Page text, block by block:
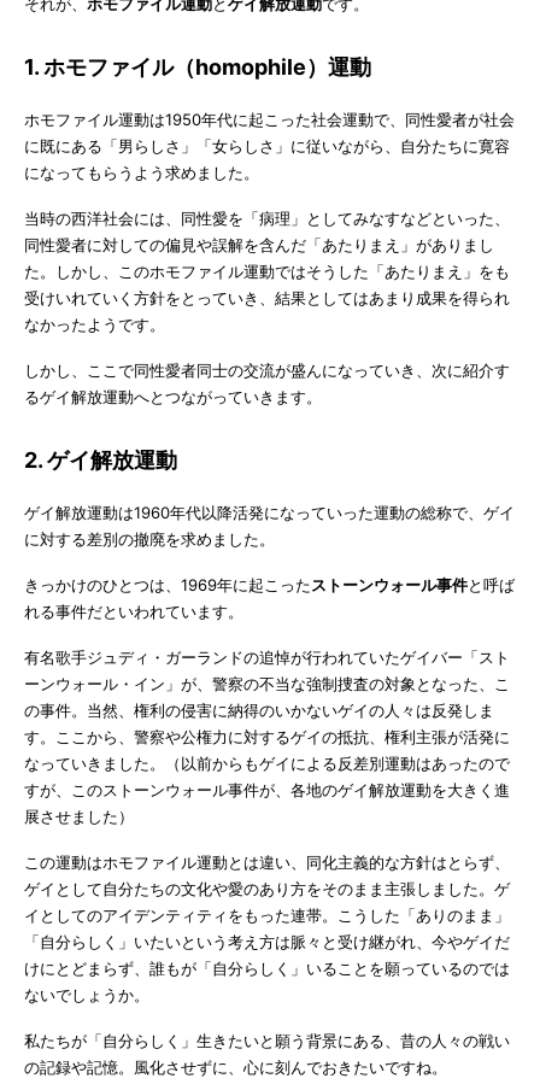
それが、 ホモファイル運動とゲイ解放運動です。
1. ホモファイル（homophile）運動
ホモファイル運動は1950年代に起こった社会運動で、同性愛者が社会
に既にある「男らしさ」「女らしさ」に従いながら、自分たちに寛容
になってもらうよう求めました。
当時の西洋社会には、同性愛を「病理」としてみなすなどといった、
同性愛者に対しての偏見や誤解を含んだ「あたりまえ」がありまし
た。しかし、このホモファイル運動ではそうした「あたりまえ」をも
受けいれていく方針をとっていき、結果としてはあまり成果を得られ
なかったようです。
しかし、ここで同性愛者同士の交流が盛んになっていき、次に紹介す
るゲイ解放運動へとつながっていきます。
2. ゲイ解放運動
ゲイ解放運動は1960年代以降活発になっていった運動の総称で、ゲイ
に対する差別の撤廃を求めました。
きっかけのひとつは、1969年に起こったストーンウォール事件と呼ば
れる事件だといわれています。
有名歌手ジュディ・ガーランドの追悼が行われていたゲイバー「スト
ーンウォール・イン」が、警察の不当な強制捜査の対象となった、こ
の事件。当然、権利の侵害に納得のいかないゲイの人々は反発しま
す。ここから、警察や公権力に対するゲイの抵抗、権利主張が活発に
なっていきました。（以前からもゲイによる反差別運動はあったので
すが、このストーンウォール事件が、各地のゲイ解放運動を大きく進
展させました）
この運動はホモファイル運動とは違い、同化主義的な方針はとらず、
ゲイとして自分たちの文化や愛のあり方をそのまま主張しました。ゲ
イとしてのアイデンティティをもった連帯。こうした「ありのまま」
「自分らしく」いたいという考え方は脈々と受け継がれ、今やゲイだ
けにとどまらず、誰もが「自分らしく」いることを願っているのでは
ないでしょうか。
私たちが「自分らしく」生きたいと願う背景にある、昔の人々の戦い
の記録や記憶。風化させずに、心に刻んでおきたいですね。